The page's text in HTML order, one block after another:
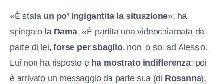
«È stata un po’ ingigantita la situazione», ha
spiegato la Dama. «È partita una videochiamata da
parte di lei,forse per sbaglio, non lo so, ad Alessio.
Lui non ha risposto e ha mostrato indifferenza; poi
è arrivato un messaggio da parte sua (di Rosanna),